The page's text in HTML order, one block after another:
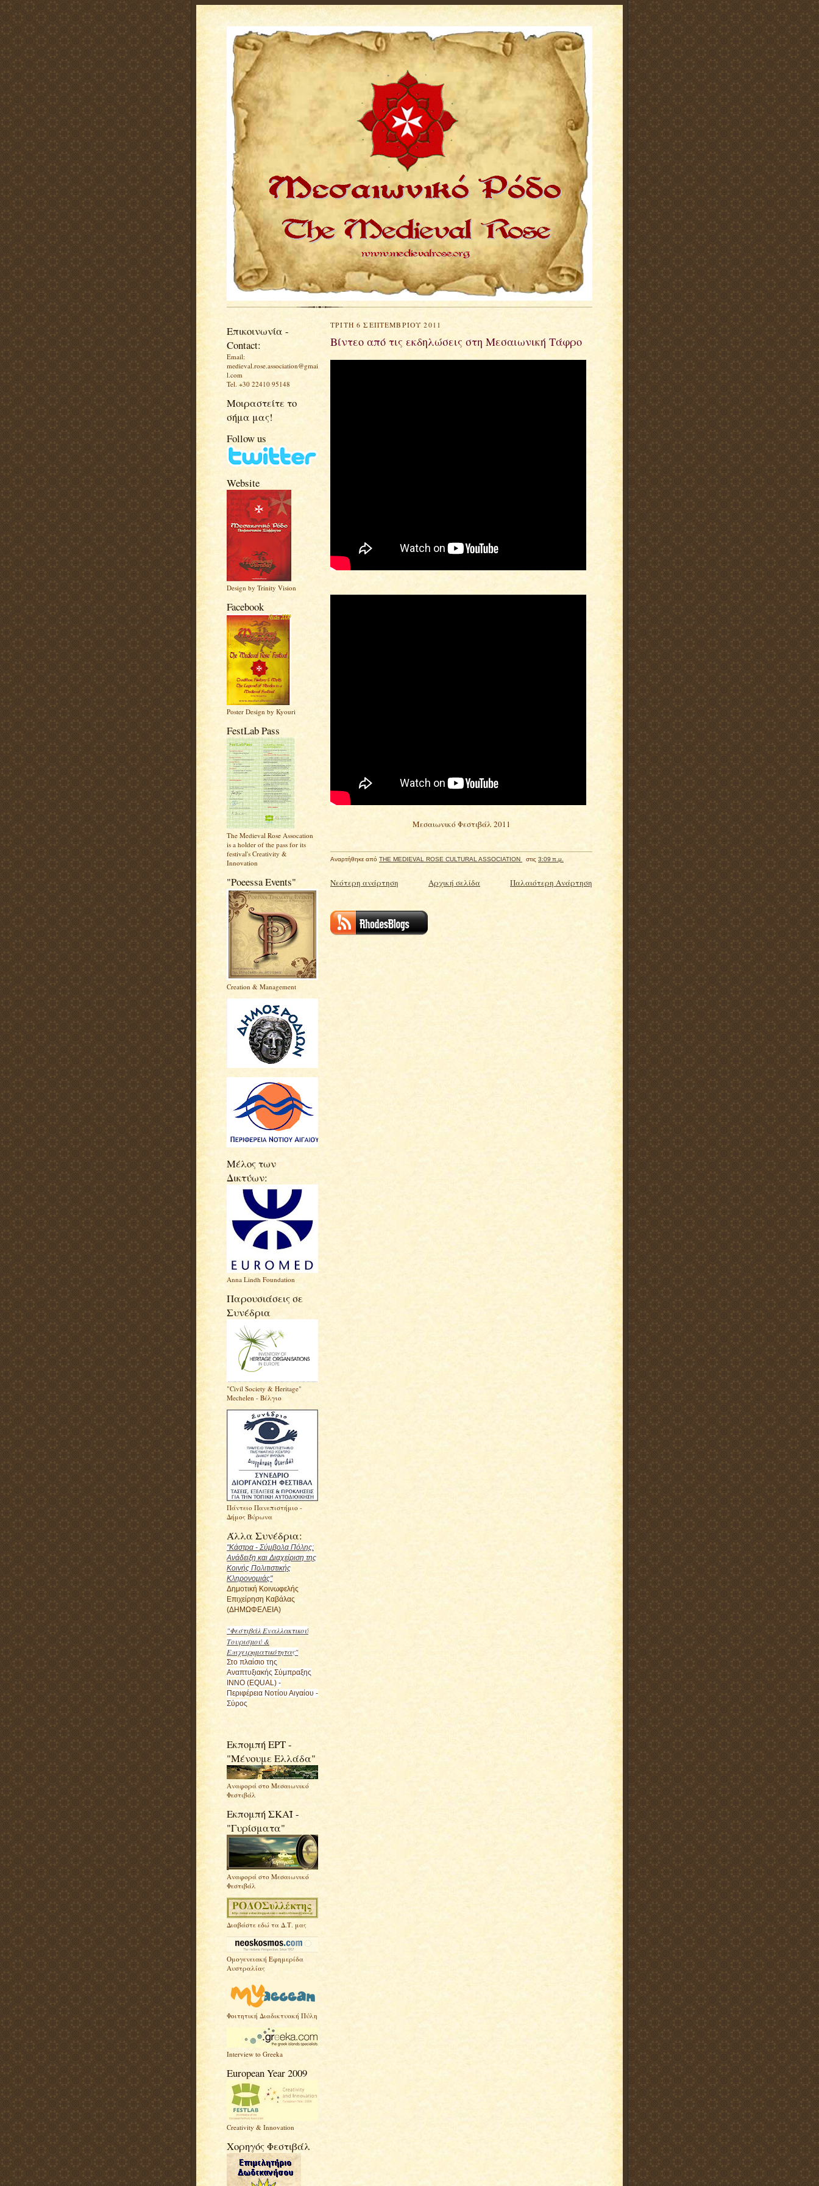
Επικοινωνία -
Contact:
Email:
medieval.rose.association@gmai
l.com
Tel. +30 22410 95148
Μοιραστείτε το
σήμα μας!
Follow us
Website
Design by Trinity Vision
Facebook
Poster Design by Kyouri
FestLab Pass
The Medieval Rose Assocation
is a holder of the pass for its
festival's Creativity &
Innovation
"Poeessa Events"
Creation & Management
Μέλος των
Δικτύων:
Anna Lindh Foundation
Παρουσιάσεις σε
Συνέδρια
"Civil Society & Heritage"
Mechelen - Βέλγιο
Πάντειο Πανεπιστήμιο -
Δήμος Βύρωνα
Άλλα Συνέδρια:
"Κάστρα - Σύμβολα Πόλης:
Ανάδειξη και Διαχείριση της
Κοινής Πολιτιστικής
Κληρονομιάς"
Δημοτική Κοινωφελής
Επιχείρηση Καβάλας
(ΔΗΜΩΦΕΛΕΙΑ)
"Φεστιβάλ Εναλλακτικού
Τουρισμού &
Επιχειρηματικότητας"
Στο πλαίσιο της
Αναπτυξιακής Σύμπραξης
ΙΝΝΟ (EQUAL) -
Περιφέρεια Νοτίου Αιγαίου -
Σύρος
Εκπομπή ΕΡΤ -
"Μένουμε Ελλάδα"
Αναφορά στο Μεσαιωνικό
Φεστιβάλ
Εκπομπή ΣΚΑΪ -
"Γυρίσματα"
Αναφορά στο Μεσαιωνικό
Φεστιβάλ
Διαβάστε εδώ τα Δ.Τ. μας
Ομογενειακή Εφημερίδα
Αυστραλίας
Φοιτητική Διαδικτυακή Πύλη
Interview to Greeka
European Year 2009
Creativity & Innovation
Χορηγός Φεστιβάλ
ΤΡΊΤΗ 6 ΣΕΠΤΕΜΒΡΊΟΥ 2011
Βίντεο από τις εκδηλώσεις στη Μεσαιωνική Τάφρο
Μεσαιωνικό Φεστιβάλ 2011
Αναρτήθηκε από THE MEDIEVAL ROSE CULTURAL ASSOCIATION στις 3:09 π.μ.
Νεότερη ανάρτηση Παλαιότερη Ανάρτηση
Αρχική σελίδα